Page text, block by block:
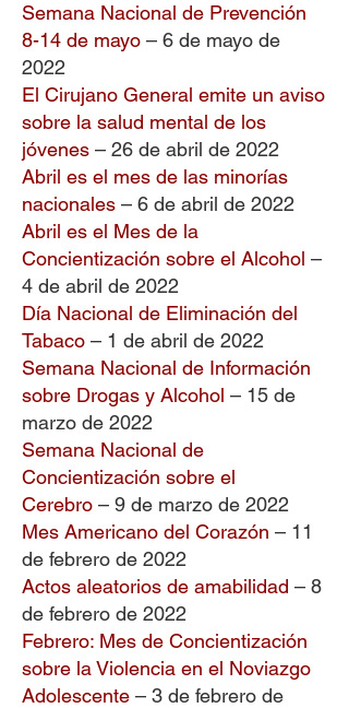
Semana Nacional de Prevención
8-14 de mayo – 6 de mayo de
2022
El Cirujano General emite un aviso
sobre la salud mental de los
jóvenes – 26 de abril de 2022
Abril es el mes de las minorías
nacionales – 6 de abril de 2022
Abril es el Mes de la
Concientización sobre el Alcohol –
4 de abril de 2022
Día Nacional de Eliminación del
Tabaco – 1 de abril de 2022
Semana Nacional de Información
sobre Drogas y Alcohol – 15 de
marzo de 2022
Semana Nacional de
Concientización sobre el
Cerebro – 9 de marzo de 2022
Mes Americano del Corazón – 11
de febrero de 2022
Actos aleatorios de amabilidad – 8
de febrero de 2022
Febrero: Mes de Concientización
sobre la Violencia en el Noviazgo
Adolescente – 3 de febrero de